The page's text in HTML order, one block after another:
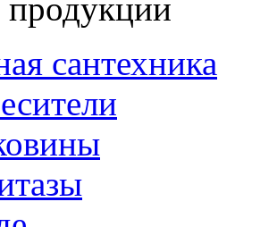
продукции
сантехника